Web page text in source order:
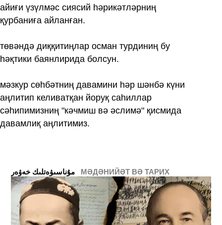
айиғи үзүлмәс сиясий һәрикәтләрниң
қурбаниға айланған.
төвәндә диққитиңлар осман турдиниң бу
һәқтики баянлирида болсун.
мәзкур сөһбәтниң давамини һәр шәнбә күни
аңлитип келиватқан йоруқ саһиллар
сәһипимизниң "кәчмиш вә әслимә" қисмида
давамлиқ аңлитимиз.
МӘДӘНИЙӘТ ВӘ ТАРИХ